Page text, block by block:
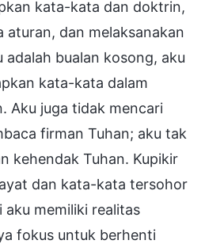
kata-kata dan doktrin,
aturan, dan melaksanakan
adalah bualan kosong, aku
kata-kata dalam
Aku juga tidak mencari
firman Tuhan; aku tak
kehendak Tuhan. Kupikir
dan kata-kata tersohor
memiliki realitas
fokus untuk berhenti